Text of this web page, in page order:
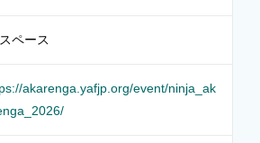
ペース
akarenga.yafjp.org/event/ninja_ak